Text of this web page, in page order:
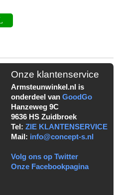
Onze klantenservice
Armsteunwinkel.nl is
onderdeel van GoodGo
Hanzeweg 9C
9636 HS Zuidbroek
Tel: ZIE KLANTENSERVICE
Mail: info@concept-s.nl
Volg ons op Twitter
Onze Facebookpagina